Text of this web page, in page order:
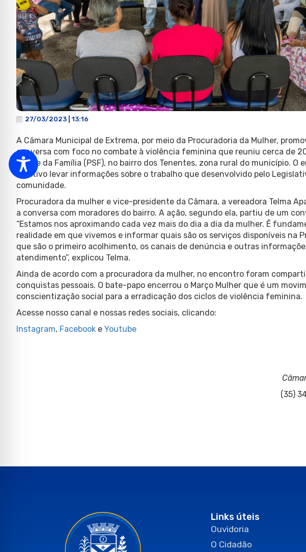
27/03/2023 | 13:16
A Câmara Municipal de Extrema, por meio da Procuradoria da Mulher,
conversa com foco no combate à violência feminina que reuniu cerca de
Saúde da Família (PSF), no bairro dos Tenentes, zona rural do município. O
objetivo levar informações sobre o trabalho que desenvolvido pelo
comunidade.
Procuradora da mulher e vice-presidente da Câmara, a vereadora Telma
a conversa com moradores do bairro. A ação, segundo ela, partiu de um
“Estamos nos aproximando cada vez mais do dia a dia da mulher. É
realidade em que vivemos e informar quais são os serviços disponíveis na
que são o primeiro acolhimento, os canais de denúncia e outras
atendimento”, explicou Telma.
Ainda de acordo com a procuradora da mulher, no encontro foram
conquistas pessoais. O bate-papo encerrou o Março Mulher que é um
conscientização social para a erradicação dos ciclos de violência feminina.
Acesse nosso canal e nossas redes sociais, clicando:
Instagram, Facebook e Youtube
(35)
Links úteis
Ouvidoria
O Cidadão